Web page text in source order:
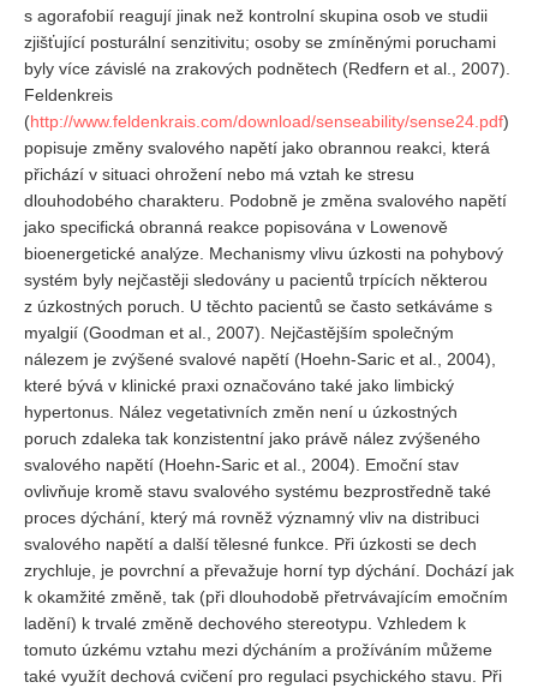
s agorafobií reagují jinak než kontrolní skupina osob ve studii
zjišťující posturální senzitivitu; osoby se zmíněnými poruchami
byly více závislé na zrakových podnětech (Redfern et al., 2007).
Feldenkreis
(http://www.feldenkrais.com/download/senseability/sense24.pdf)
popisuje změny svalového napětí jako obrannou reakci, která
přichází v situaci ohrožení nebo má vztah ke stresu
dlouhodobého charakteru. Podobně je změna svalového napětí
jako specifická obranná reakce popisována v Lowenově
bioenergetické analýze. Mechanismy vlivu úzkosti na pohybový
systém byly nejčastěji sledovány u pacientů trpících některou
z úzkostných poruch. U těchto pacientů se často setkáváme s
myalgií (Goodman et al., 2007). Nejčastějším společným
nálezem je zvýšené svalové napětí (Hoehn-Saric et al., 2004),
které bývá v klinické praxi označováno také jako limbický
hypertonus. Nález vegetativních změn není u úzkostných
poruch zdaleka tak konzistentní jako právě nález zvýšeného
svalového napětí (Hoehn-Saric et al., 2004). Emoční stav
ovlivňuje kromě stavu svalového systému bezprostředně také
proces dýchání, který má rovněž významný vliv na distribuci
svalového napětí a další tělesné funkce. Při úzkosti se dech
zrychluje, je povrchní a převažuje horní typ dýchání. Dochází jak
k okamžité změně, tak (při dlouhodobě přetrvávajícím emočním
ladění) k trvalé změně dechového stereotypu. Vzhledem k
tomuto úzkému vztahu mezi dýcháním a prožíváním můžeme
také využít dechová cvičení pro regulaci psychického stavu. Při